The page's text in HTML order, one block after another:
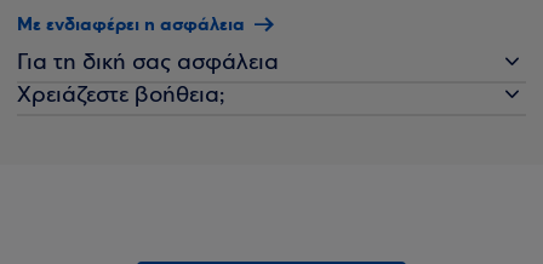
Με ενδιαφέρει η ασφάλεια
Για τη δική σας ασφάλεια
Χρειάζεστε βοήθεια;